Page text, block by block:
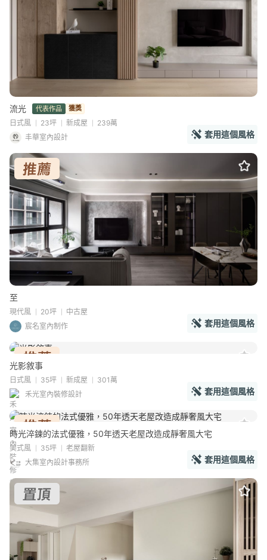
流光 代表作品 獲獎
日式風 23坪 新成屋
239萬
丰華室內設計
套用這個風格
至
現代風 20坪
中古屋
宸名室內制作
套用這個風格
光影敘事
日式風 35坪 新成屋
301萬
禾光室內裝修設計
套用這個風格
時光淬鍊的法式優雅，50年透天老屋改造成靜奢風大宅
美式風 35坪
老屋翻新
大集室內設計事務所
套用這個風格